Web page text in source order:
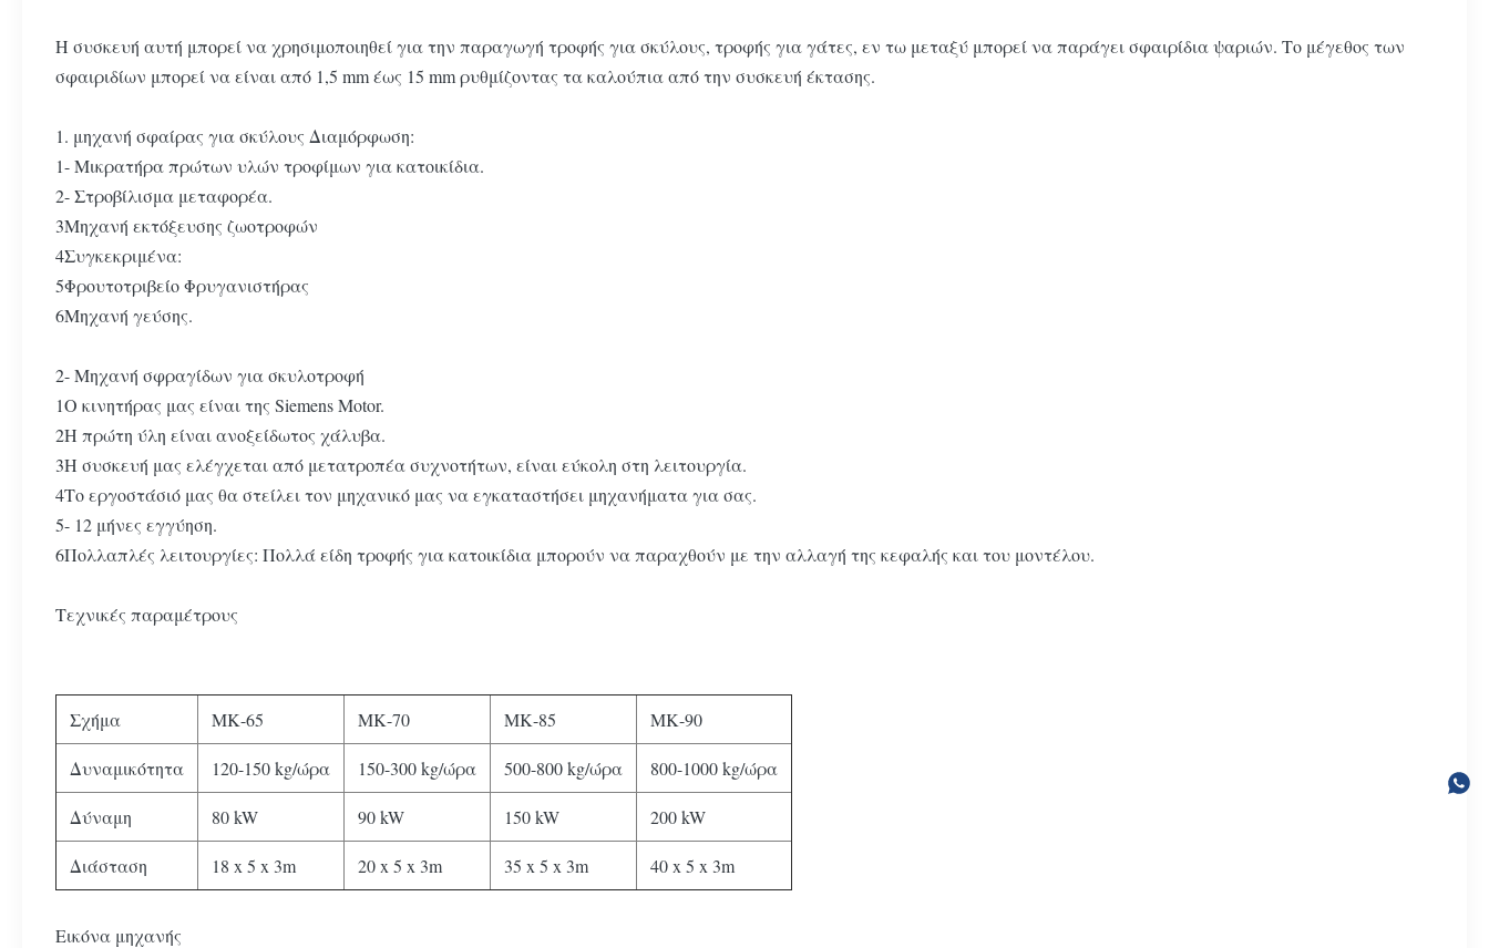
Η συσκευή αυτή μπορεί να χρησιμοποιηθεί για την παραγωγή τροφής για σκύλους, τροφής για γάτες, εν τω μεταξύ μπορεί να παράγει σφαιρίδια ψαριών. Το μέγεθος των
σφαιριδίων μπορεί να είναι από 1,5 mm έως 15 mm ρυθμίζοντας τα καλούπια από την συσκευή έκτασης.
1. μηχανή σφαίρας για σκύλους Διαμόρφωση:
1- Μικρατήρα πρώτων υλών τροφίμων για κατοικίδια.
2- Στροβίλισμα μεταφορέα.
3Μηχανή εκτόξευσης ζωοτροφών
4Συγκεκριμένα:
5Φρουτοτριβείο Φρυγανιστήρας
6Μηχανή γεύσης.
2- Μηχανή σφραγίδων για σκυλοτροφή
1Ο κινητήρας μας είναι της Siemens Motor.
2Η πρώτη ύλη είναι ανοξείδωτος χάλυβα.
3Η συσκευή μας ελέγχεται από μετατροπέα συχνοτήτων, είναι εύκολη στη λειτουργία.
4Το εργοστάσιό μας θα στείλει τον μηχανικό μας να εγκαταστήσει μηχανήματα για σας.
5- 12 μήνες εγγύηση.
6Πολλαπλές λειτουργίες: Πολλά είδη τροφής για κατοικίδια μπορούν να παραχθούν με την αλλαγή της κεφαλής και του μοντέλου.
Τεχνικές παραμέτρους
Σχήμα ΜΚ-65 ΜΚ-70 ΜΚ-85 ΜΚ-90
Δυναμικότητα 120-150 kg/ώρα 150-300 kg/ώρα 500-800 kg/ώρα 800-1000 kg/ώρα
Δύναμη 80 kW 90 kW 150 kW 200 kW
Διάσταση 18 x 5 x 3m 20 x 5 x 3m 35 x 5 x 3m 40 x 5 x 3m
Εικόνα μηχανής